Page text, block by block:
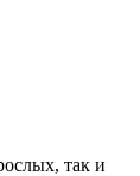
так и